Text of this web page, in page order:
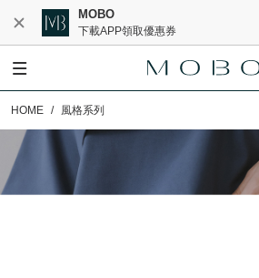
MOBO
下載APP領取優惠券
HOME 風格系列